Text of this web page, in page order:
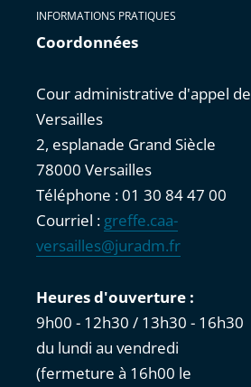
INFORMATIONS PRATIQUES
Coordonnées
Cour administrative d'appel de
Versailles
2, esplanade Grand Siècle
78000 Versailles
Téléphone : 01 30 84 47 00
Courriel : greffe.caa-
versailles@juradm.fr
Heures d'ouverture :
9h00 - 12h30 / 13h30 - 16h30
du lundi au vendredi
(fermeture à 16h00 le